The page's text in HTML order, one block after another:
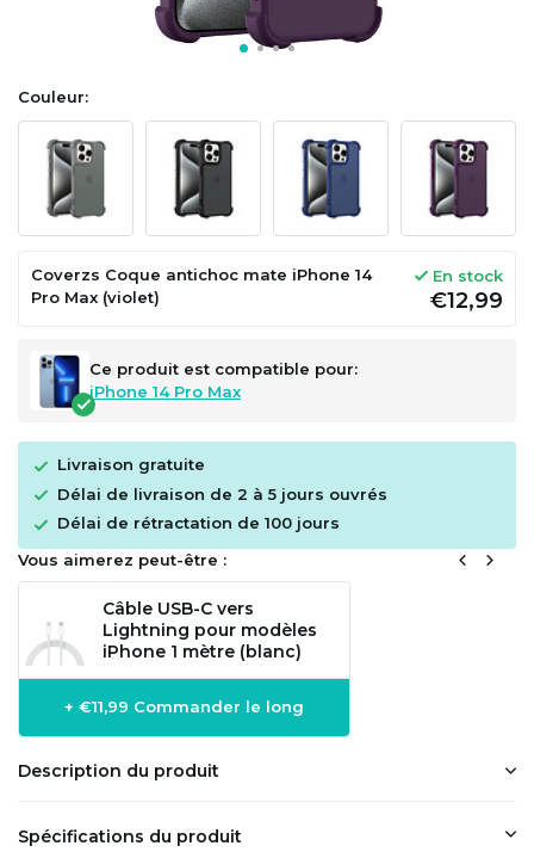
Couleur:
Coverzs Coque antichoc mate iPhone 14
Pro Max (violet)
En stock
€12,99
Ce produit est compatible pour:
iPhone 14 Pro Max
Livraison gratuite
Délai de livraison de 2 à 5 jours ouvrés
Délai de rétractation de 100 jours
Vous aimerez peut-être :
Câble USB-C vers
Lightning pour modèles
iPhone 1 mètre (blanc)
+ €11,99 Commander le long
Description du produit
Spécifications du produit